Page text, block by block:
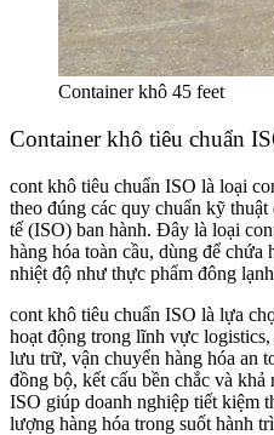
Container khô 45 feet
Container khô tiêu chuẩn
cont khô tiêu chuẩn ISO là loại
theo đúng các quy chuẩn kỹ
tế (ISO) ban hành. Đây là loại
hàng hóa toàn cầu, dùng để chứa
nhiệt độ như thực phẩm đông
cont khô tiêu chuẩn ISO là lựa
hoạt động trong lĩnh vực
lưu trữ, vận chuyển hàng hóa an
đồng bộ, kết cấu bền chắc và
ISO giúp doanh nghiệp tiết kiệm
lượng hàng hóa trong suốt hành